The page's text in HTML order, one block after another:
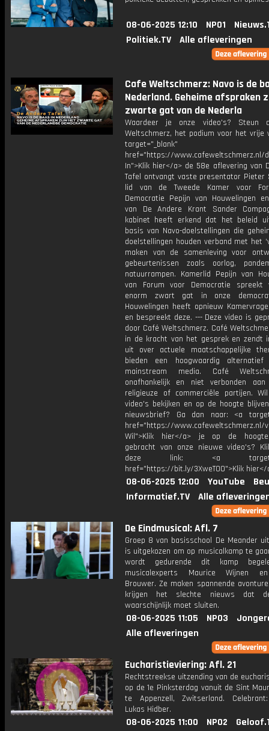
08-06-2025 12:10 NPO1
Politiek.TV
Alle afleveringen
Cafe Weltschmerz: Navo is de
Nederland. Geheime afspraken
zwarte gat van de Nederla
Waardeer je onze video's? Steun
Weltschmerz, het podium voor het vrije
target="_blank"
href="https://www.cafeweltschmerz.nl/
In">Klik hier</a> de 58e aflevering van
Tafel ontvangt vaste presentator Pieter
lid van de Tweede Kamer voor
Democratie Pepijn van Houwelingen
van De Andere Krant Sander
kabinet heeft erkend dat het beleid
basis van Navo-doelstellingen die
doelstellingen houden verband met het
maken van de samenleving voor
gebeurtenissen zoals oorlog,
natuurrampen. Kamerlid Pepijn van
van Forum voor Democratie spreekt
enorm zwart gat in onze
Houwelingen heeft opnieuw
en bespreekt deze. --- Deze video is
door Café Weltschmerz. Café
in de kracht van het gesprek en zendt
uit over actuele maatschappelijke
bieden een hoogwaardig
mainstream media. Café
onafhankelijk en niet verbonden aan
religieuze of commerciële partijen.
video's bekijken en op de hoogte
nieuwsbrief? Ga dan naar: <a
href="https://www.cafeweltschmerz.nl/
Wil">Klik hier</a> je op de
gebracht van onze nieuwe video's?
deze link: <a
href="https://bit.ly/3XweTO0">Klik hier</
08-06-2025 12:00 YouTube
Informatief.TV
Alle
De Eindmusical: Afl. 7
Groep 8 van basisschool De Meander
is uitgekozen om op musicalkamp te
wordt gedurende dit kamp
musicalexperts Maurice Wijnen
Brouwer. Ze maken spannende
krijgen het slechte nieuws dat
waarschijnlijk moet sluiten.
08-06-2025 11:05 NPO3
Alle afleveringen
Eucharistieviering: Afl. 21
Rechtstreekse uitzending van de
op de 1e Pinksterdag vanuit de Sint
te Appenzell, Zwitserland.
Lukas Hidber.
08-06-2025 11:00 NPO2